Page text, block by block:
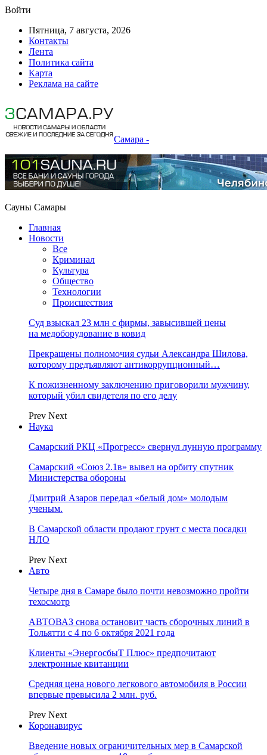
Войти
Пятница, 7 августа, 2026
Контакты
Лента
Политика сайта
Карта
Реклама на сайте
Самара -
Сауны Самары
Главная
Новости
Все
Криминал
Культура
Общество
Технологии
Происшествия
Суд взыскал 23 млн с фирмы, завысившей цены
на медоборудование в ковид
Прекращены полномочия судьи Александра Шилова,
которому предъявляют антикоррупционный…
К пожизненному заключению приговорили мужчину,
который убил свидетеля по его делу
Prev Next
Наука
Самарский РКЦ «Прогресс» свернул лунную программу
Самарский «Союз 2.1в» вывел на орбиту спутник
Министерства обороны
Дмитрий Азаров передал «белый дом» молодым
ученым.
В Самарской области продают грунт с места посадки
НЛО
Prev Next
Авто
Четыре дня в Самаре было почти невозможно пройти
техосмотр
АВТОВАЗ снова остановит часть сборочных линий в
Тольятти с 4 по 6 октября 2021 года
Клиенты «ЭнергосбыТ Плюс» предпочитают
электронные квитанции
Средняя цена нового легкового автомобиля в России
впервые превысила 2 млн. руб.
Prev Next
Коронавирус
Введение новых ограничительных мер в Самарской